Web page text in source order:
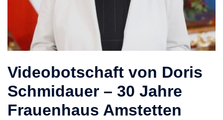
Videobotschaft von Doris
Schmidauer – 30 Jahre
Frauenhaus Amstetten